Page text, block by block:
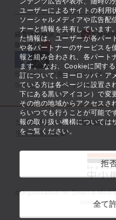
ユーザーによるサイトの利用
ソーシャルメディアや広告配
ナーと情報を共有しています
た情報は、ユーザーが各パー
や各パートナーのサービスを
報と組み合わされ、各パート
ます。 なお、Cookieに関す
訂について、ヨーロッパ・ア
ている方は各ページに設置さ
下にある黒いアイコン）で変
その他の地域からアクセスさ
らいつでも行うことが可能で
報の取り扱い機構については
をご覧ください。
拒
全て
経営課題解決メニュー 支援情
取組事例
役立つリンク集 サイトマッ
SNS公式アカウント一覧
サイトポリシー・利用規約
中小機構とは
©Organization for Small &
Innovation,